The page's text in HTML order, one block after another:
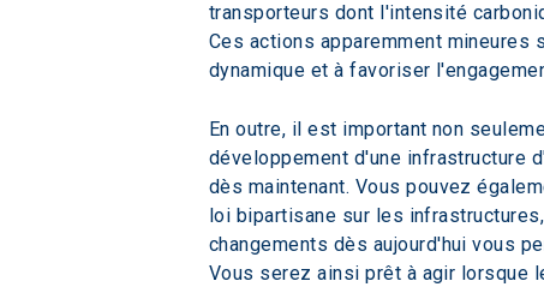
transporteurs dont l'intensité
Ces actions apparemment
dynamique et à favoriser
En outre, il est important non
développement d'une infrastructure
dès maintenant. Vous pouvez
loi bipartisane sur les
changements dès aujourd'hui vous
Vous serez ainsi prêt à agir lorsque